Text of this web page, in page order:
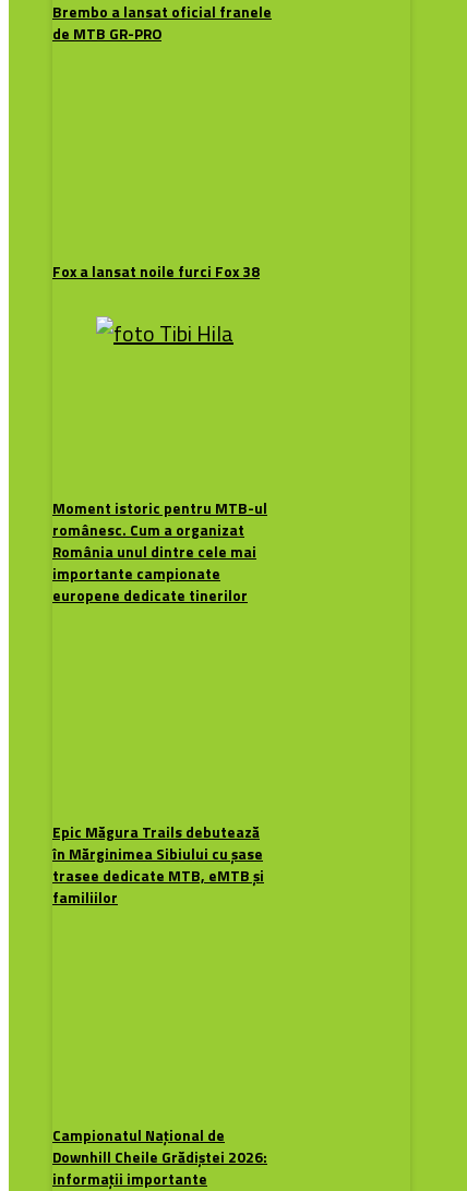
Brembo a lansat oficial franele
de MTB GR-PRO
Fox a lansat noile furci Fox 38
Moment istoric pentru MTB-ul
românesc. Cum a organizat
România unul dintre cele mai
importante campionate
europene dedicate tinerilor
Epic Măgura Trails debutează
în Mărginimea Sibiului cu șase
trasee dedicate MTB, eMTB și
familiilor
Campionatul Național de
Downhill Cheile Grădiștei 2026:
informații importante